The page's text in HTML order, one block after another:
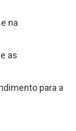
na
as
para a